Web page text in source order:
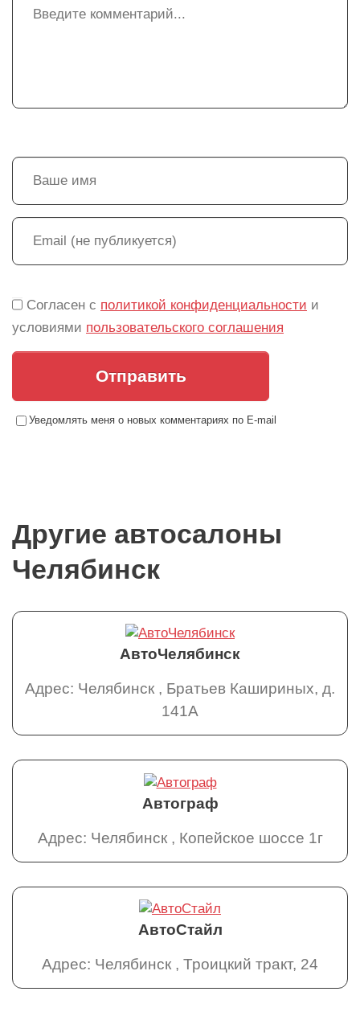
Согласен с политикой конфиденциальности и
условиями пользовательского соглашения
Отправить
Уведомлять меня о новых комментариях по E-mail
Другие автосалоны
Челябинск
АвтоЧелябинск
Адрес: Челябинск , Бpaтьев Кaшиpиныx, д.
141A
Автограф
Адрес: Челябинск , Копейское шоссе 1г
АвтоСтайл
Адрес: Челябинск , Троицкий тракт, 24